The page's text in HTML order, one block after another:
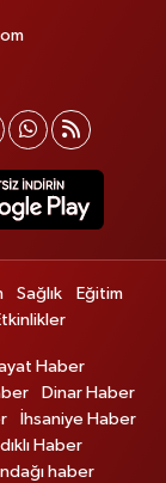
Sağlık
Eğitim
Haber
Dinar Haber
İhsaniye Haber
Haber
haber